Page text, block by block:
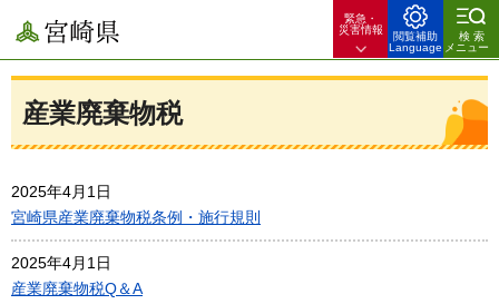
宮崎県
緊急・
災害情報
閲覧補助
Language
検索
メニュー
産業廃棄物税
2025年4月1日
宮崎県産業廃棄物税条例・施行規則
2025年4月1日
産業廃棄物税Q＆A